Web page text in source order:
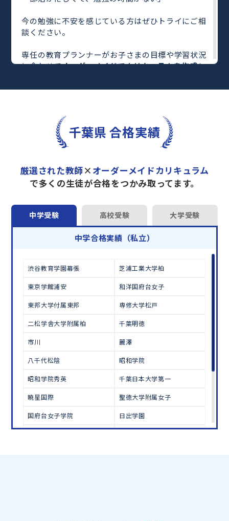
今の勉強に不安を感じている方はぜひトライにご相
談ください。
専任の教育プランナーがお子さまの目標や学習状況
に合わせてオーダーメイドでカリキュラムを作成し
完全マンツーマンで自分に合った教師がわかるまで
さらに、単元別の学習の理解度がわかる「AI学習診
や授業内容や授業以外の勉強をナビゲートする
「DAILY TRY」
など、豊富な学習コンテンツが
トライで一緒に“自己最高得点”を目指しません
か？
オンラインでの学習面談も承っております。
学習相談のお申し込みはこちら
千葉県 合格実績
厳選された教師× オーダーメイドカリキュラム
で多くの生徒が合格をつかみ取ってます。
中学受験 高校受験 大学受験
中学合格実績（私立）
渋谷教育学園幕張 芝浦工業大学柏
東京学館浦安 和洋国府台女子
東邦大学付属東邦 専修大学松戸
二松学舎大学附属柏 千葉明徳
市川 麗澤
八千代松陰 昭和学院
昭和学院秀英 千葉日本大学第一
暁星国際 聖徳大学附属女子
国府台女子学院 日出学園